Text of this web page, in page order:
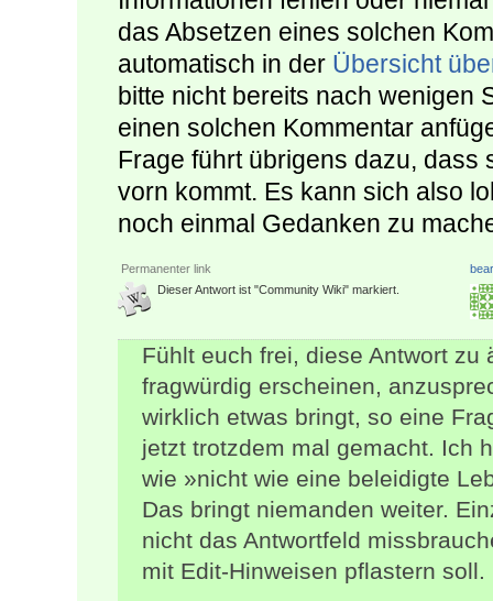
das Absetzen eines solchen
automatisch in der Übersicht
bitte nicht bereits nach wenigen
einen solchen Kommentar
Frage führt übrigens dazu, dass
vorn kommt. Es kann sich also
noch einmal Gedanken zu
Permanenter link
Dieser Antwort ist "Community Wiki" markiert.
Fühlt euch frei, diese Antwort zu
fragwürdig erscheinen,
wirklich etwas bringt, so eine
jetzt trotzdem mal gemacht. Ich
wie »nicht wie eine beleidigte
Das bringt niemanden weiter.
nicht das Antwortfeld
mit Edit-Hinweisen pflastern soll.